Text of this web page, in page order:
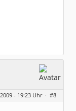
- 19:23 Uhr · #8